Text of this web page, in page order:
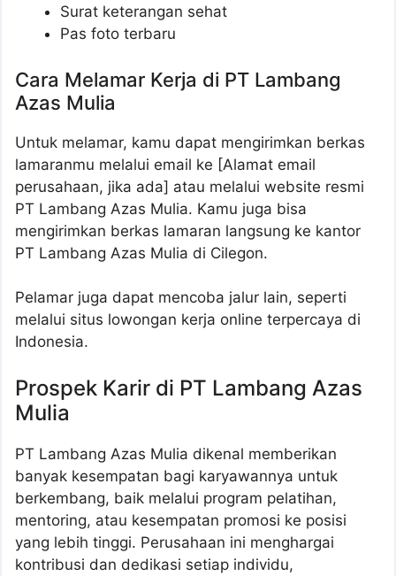
Surat keterangan sehat
Pas foto terbaru
Cara Melamar Kerja di PT Lambang
Azas Mulia
Untuk melamar, kamu dapat mengirimkan berkas
lamaranmu melalui email ke [Alamat email
perusahaan, jika ada] atau melalui website resmi
PT Lambang Azas Mulia. Kamu juga bisa
mengirimkan berkas lamaran langsung ke kantor
PT Lambang Azas Mulia di Cilegon.
Pelamar juga dapat mencoba jalur lain, seperti
melalui situs lowongan kerja online terpercaya di
Indonesia.
Prospek Karir di PT Lambang Azas
Mulia
PT Lambang Azas Mulia dikenal memberikan
banyak kesempatan bagi karyawannya untuk
berkembang, baik melalui program pelatihan,
mentoring, atau kesempatan promosi ke posisi
yang lebih tinggi. Perusahaan ini menghargai
kontribusi dan dedikasi setiap individu,